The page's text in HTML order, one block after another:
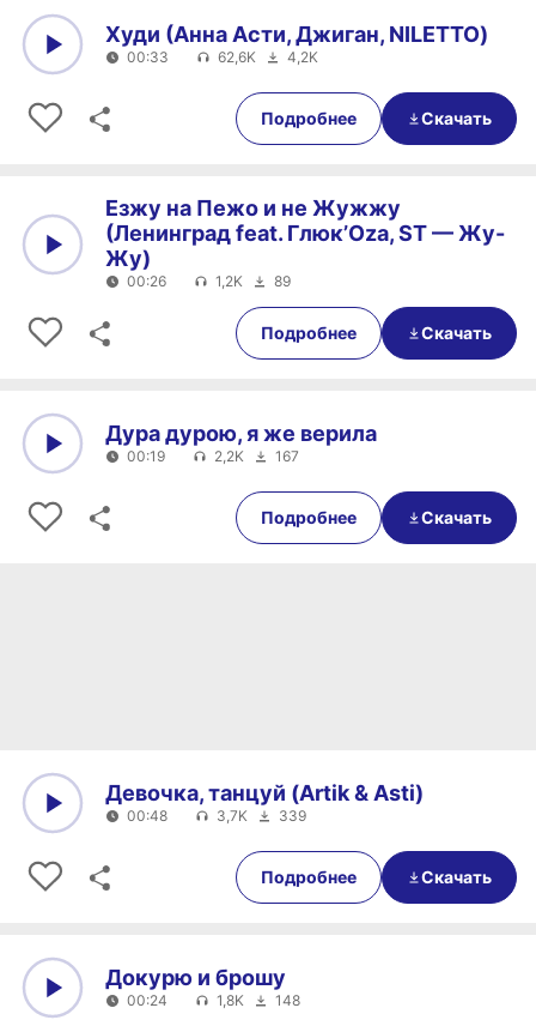
00:33
Худи (Анна Асти, Джиган, NILETTO)
00:33 62,6K 4,2K
Подробнее Скачать
00:26
Езжу на Пежо и не Жужжу
(Ленинград feat. Глюк’Oza, ST — Жу-
Жу)
00:26 1,2K 89
Подробнее Скачать
00:19
Дура дурою, я же верила
00:19 2,2K 167
Подробнее Скачать
00:48
Девочка, танцуй (Artik & Asti)
00:48 3,7K 339
Подробнее Скачать
Докурю и брошу
00:24 1,8K 148